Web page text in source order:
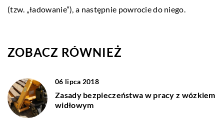
(tzw. „ładowanie”), a następnie powrocie do niego.
ZOBACZ RÓWNIEŻ
06 lipca 2018
Zasady bezpieczeństwa w pracy z wózkiem
widłowym